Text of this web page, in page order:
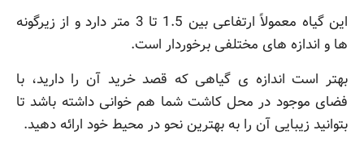
این گیاه معمولاً ارتفاعی بین 1.5 تا 3 متر دارد و از زیرگونه
ها و اندازه های مختلفی برخوردار است.
بهتر است اندازه ی گیاهی که قصد خرید آن را دارید، با
فضای موجود در محل کاشت شما هم خوانی داشته باشد تا
بتوانید زیبایی آن را به بهترین نحو در محیط خود ارائه دهید.